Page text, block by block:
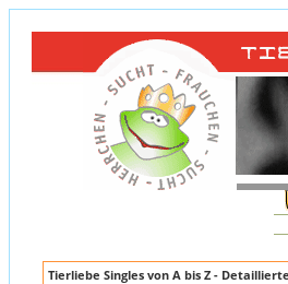
Tierliebe Singles von A bis Z -